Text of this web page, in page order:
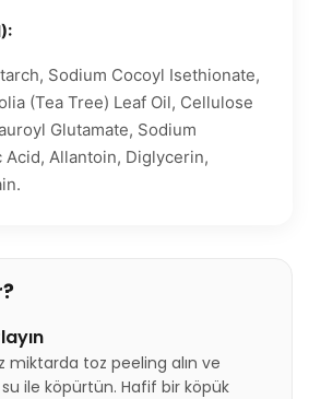
Sodium Cocoyl Isethionate,
(Tea Tree) Leaf Oil, Cellulose
Glutamate, Sodium
Acid, Allantoin, Diglycerin,
miktarda toz peeling alın ve
ile köpürtün. Hafif bir köpük